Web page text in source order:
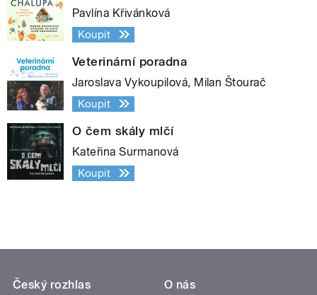
Pavlína Křivánková
Koupit
Veterinární poradna
Jaroslava Vykoupilová, Milan Štourač
Koupit
O čem skály mlčí
Kateřina Surmanová
Koupit
Český rozhlas O nás